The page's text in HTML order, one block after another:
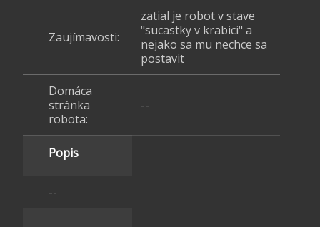
Zaujímavosti:
zatial je robot v stave
"sucastky v krabici" a
nejako sa mu nechce sa
postavit
Domáca
stránka
robota:
--
Popis
--